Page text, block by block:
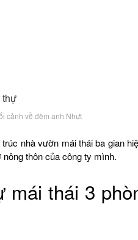
cảnh về đêm anh Nhựt
nhà vườn mái thái ba gian
nông thôn của công ty mình.
mái thái 3